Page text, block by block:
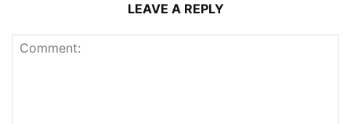
LEAVE A REPLY